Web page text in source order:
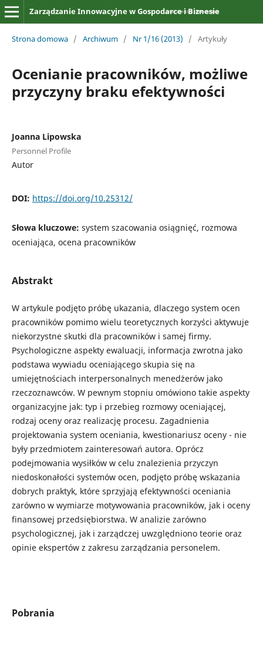
Zarządzanie Innowacyjne w Gospodarce i Biznesie
Strona domowa / Archiwum / Nr 1/16 (2013) / Artykuły
Ocenianie pracowników, możliwe
przyczyny braku efektywności
Joanna Lipowska
Personnel Profile
Autor
DOI: https://doi.org/10.25312/
Słowa kluczowe: system szacowania osiągnięć, rozmowa
oceniająca, ocena pracowników
Abstrakt
W artykule podjęto próbę ukazania, dlaczego system ocen
pracowników pomimo wielu teoretycznych korzyści aktywuje
niekorzystne skutki dla pracowników i samej firmy.
Psychologiczne aspekty ewaluacji, informacja zwrotna jako
podstawa wywiadu oceniającego skupia się na
umiejętnościach interpersonalnych menedżerów jako
rzeczoznawców. W pewnym stopniu omówiono takie aspekty
organizacyjne jak: typ i przebieg rozmowy oceniającej,
rodzaj oceny oraz realizację procesu. Zagadnienia
projektowania system oceniania, kwestionariusz oceny - nie
były przedmiotem zainteresowań autora. Oprócz
podejmowania wysiłków w celu znalezienia przyczyn
niedoskonałości systemów ocen, podjęto próbę wskazania
dobrych praktyk, które sprzyjają efektywności oceniania
zarówno w wymiarze motywowania pracowników, jak i oceny
finansowej przedsiębiorstwa. W analizie zarówno
psychologicznej, jak i zarządczej uwzględniono teorie oraz
opinie ekspertów z zakresu zarządzania personelem.
Pobrania